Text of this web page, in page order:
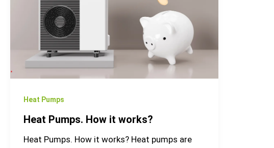
Heat Pumps
Heat Pumps. How it works?
Heat Pumps. How it works? Heat pumps are
works?